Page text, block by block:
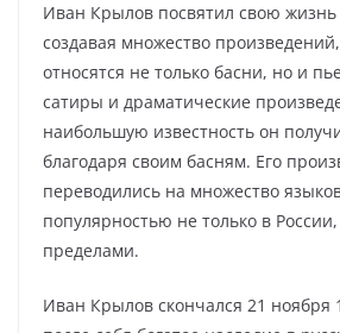
Иван Крылов посвятил свою жизнь
создавая множество
относятся не только басни, но и
сатиры и драматические
наибольшую известность он
благодаря своим басням. Его
переводились на множество
популярностью не только в
пределами.
Иван Крылов скончался 21 ноября